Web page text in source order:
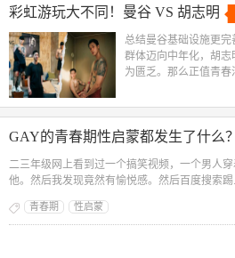
彩虹游玩大不同！曼谷 VS 胡志明
总结曼谷基础设施更完
群体迈向中年化，胡
为匮乏。那么正值青春
GAY的青春期性启蒙都发生了什么？
二三年级网上看到过一个搞笑视频，一个男人
他。然后我发现竟然有愉悦感。然后百度搜索踢
青春期 性启蒙